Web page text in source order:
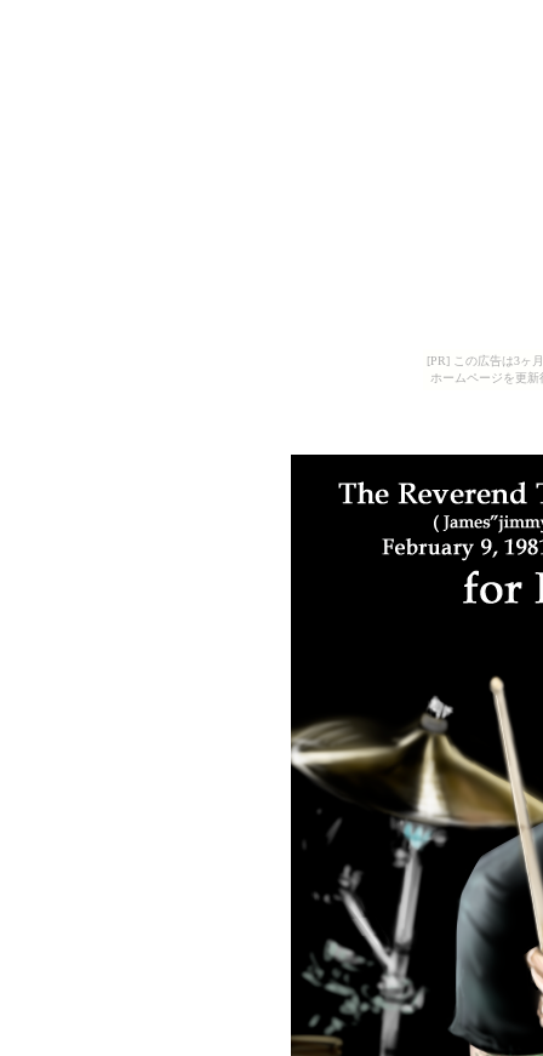
[PR] この広告は3ヶ
ホームページを更